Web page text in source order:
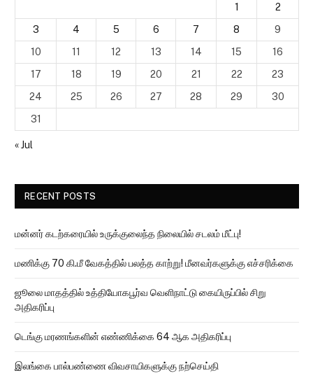
1
2
3
4 5 6 7 8
9
10
11 12 13 14 15
16
17
18 19 20 21 22
23
24
25 26 27 28 29
30
31
« Jul
RECENT POSTS
மன்னர் கடற்கரையில் உருக்குலைந்த நிலையில் சடலம் மீட்பு!
மணிக்கு 70 கி.மீ வேகத்தில் பலத்த காற்று! மீனவர்களுக்கு எச்சரிக்கை
ஜூலை மாதத்தில் உத்தியோகபூர்வ வெளிநாட்டு கையிருப்பில் சிறு
அதிகரிப்பு
டெங்கு மரணங்களின் எண்ணிக்கை 64 ஆக அதிகரிப்பு
இலங்கை பால்பண்ணை விவசாயிகளுக்கு நற்செய்தி